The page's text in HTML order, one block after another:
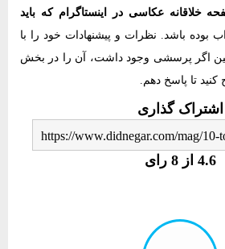
صفحه خلاقانه عکاسی در اینستاگرام که باید
بوده باشد. نظرات و پیشنهادات خود را با
اگر پرسشی وجود داشت، آن را در بخش
تا پاسخ دهم.
اشتراک گذاری
4.6 از 8 رای